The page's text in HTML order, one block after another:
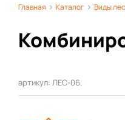
Главная Каталог Виды
артикул: ЛЕС-06.